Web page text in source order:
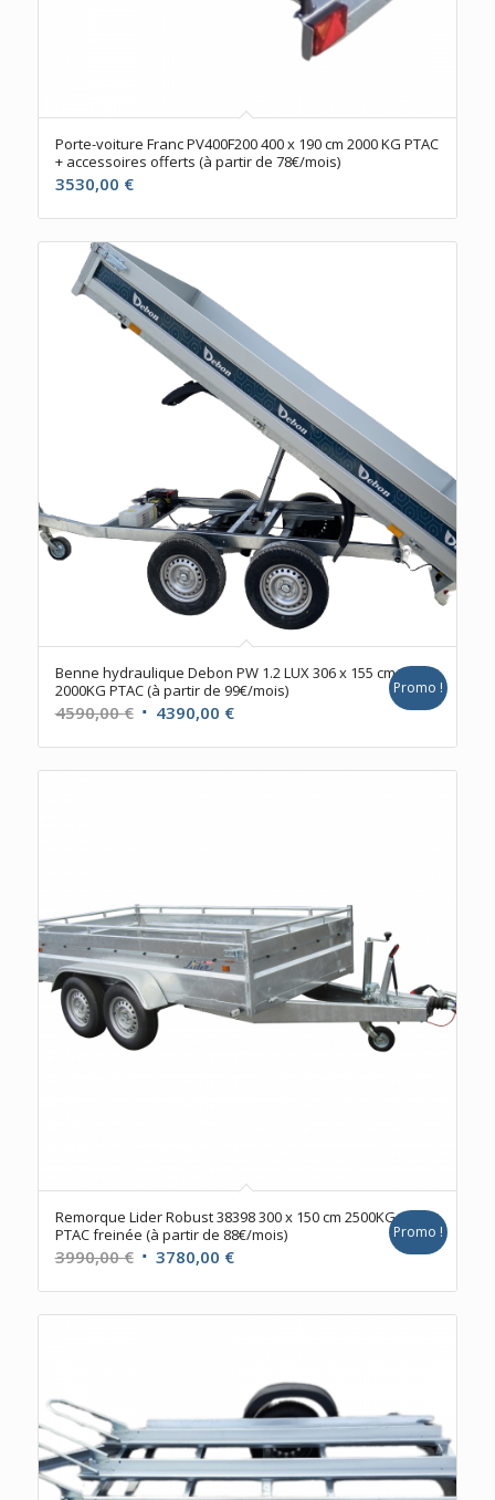
Porte-voiture Franc PV400F200 400 x 190 cm 2000 KG PTAC
+ accessoires offerts (à partir de 78€/mois)
3530,00 €
Benne hydraulique Debon PW 1.2 LUX 306 x 155 cm
2000KG PTAC (à partir de 99€/mois)
4590,00€ Le 4390,00 €Le
Promo !
Remorque Lider Robust 38398 300 x 150 cm 2500KG
PTAC freinée (à partir de 88€/mois)
3990,00€ Le 3780,00 €Le
Promo !